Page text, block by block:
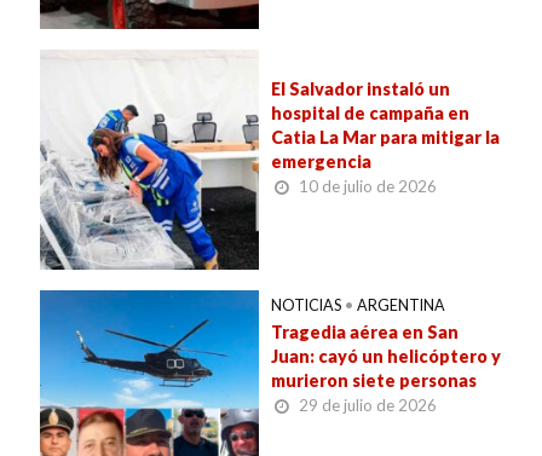
El Salvador instaló un
hospital de campaña en
Catia La Mar para mitigar la
emergencia
10 de julio de 2026
NOTICIAS • ARGENTINA
Tragedia aérea en San
Juan: cayó un helicóptero y
murieron siete personas
29 de julio de 2026